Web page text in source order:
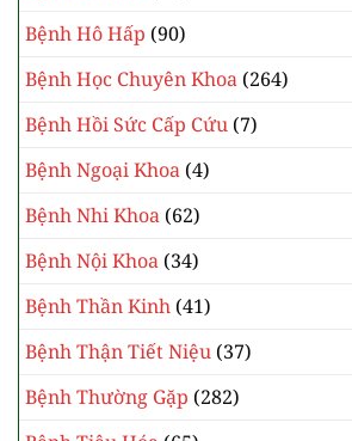
Bệnh Hô Hấp (90)
Bệnh Học Chuyên Khoa (264)
Bệnh Hồi Sức Cấp Cứu (7)
Bệnh Ngoại Khoa (4)
Bệnh Nhi Khoa (62)
Bệnh Nội Khoa (34)
Bệnh Thần Kinh (41)
Bệnh Thận Tiết Niệu (37)
Bệnh Thường Gặp (282)